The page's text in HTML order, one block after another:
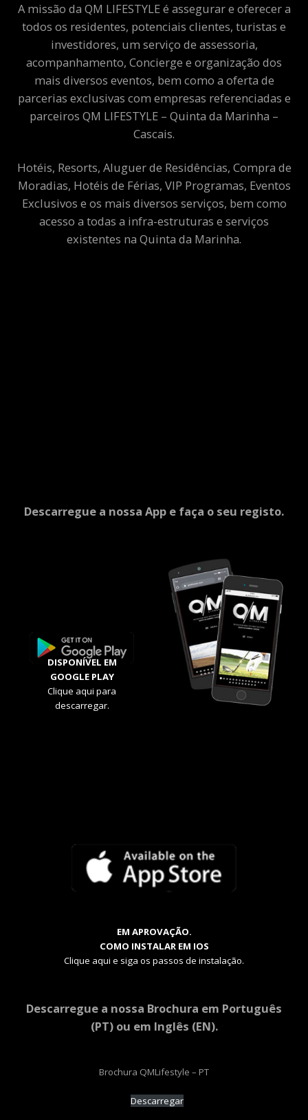
A missão da QM LIFESTYLE é assegurar e oferecer a
todos os residentes, potenciais clientes, turistas e
investidores, um serviço de assessoria,
acompanhamento, Concierge e organização dos
mais diversos eventos, bem como a oferta de
parcerias exclusivas com empresas referenciadas e
parceiros QM LIFESTYLE – Quinta da Marinha –
Cascais.
Hotéis, Resorts, Aluguer de Residências, Compra de
Moradias, Hotéis de Férias, VIP Programas, Eventos
Exclusivos e os mais diversos serviços, bem como
acesso a todas a infra-estruturas e serviços
existentes na Quinta da Marinha.
Descarregue a nossa App e faça o seu registo.
DISPONÍVEL EM
GOOGLE PLAY
Clique aqui para
descarregar.
EM APROVAÇÃO.
COMO INSTALAR EM IOS
Clique aqui e siga os passos de instalação.
Descarregue a nossa Brochura em Português
(PT) ou em Inglês (EN).
Brochura QMLifestyle – PT
Descarregar